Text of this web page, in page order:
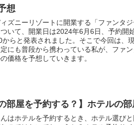
想
ズニーリゾートに開業する「ファンタ
いて、開業日は2024年6月6日、予約開
からと発表されました。そこで今回は、
にも普段から携わっている私が、ファ
価格を予想していきます。
の部屋を予約する？】ホテルの
はホテルを予約するとき、ホテル選び